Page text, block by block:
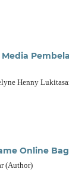
Henny
Online
(Author)